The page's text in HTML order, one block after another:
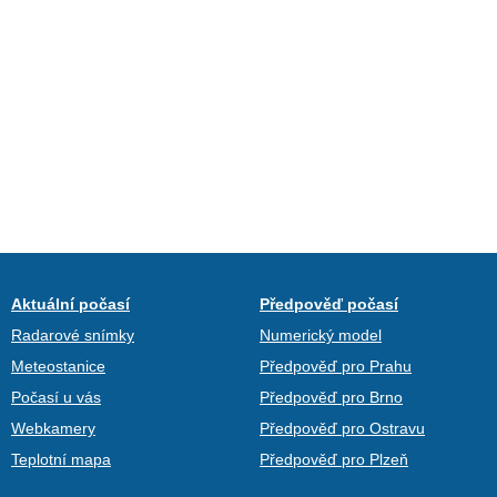
Aktuální počasí
Radarové snímky
Meteostanice
Počasí u vás
Webkamery
Teplotní mapa
Předpověď počasí
Numerický model
Předpověď pro Prahu
Předpověď pro Brno
Předpověď pro Ostravu
Předpověď pro Plzeň